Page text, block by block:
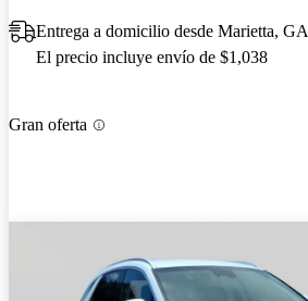
Entrega a domicilio desde Marietta, GA
El precio incluye envío de $1,038
Gran oferta